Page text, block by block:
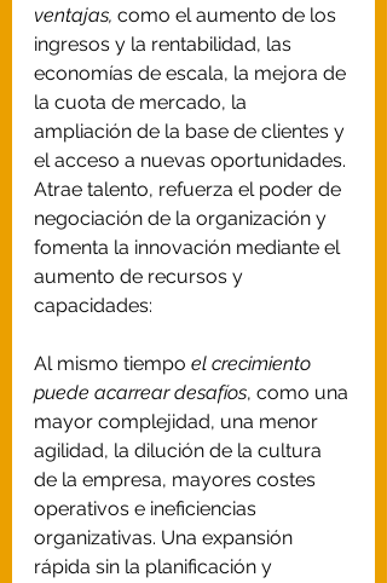
ventajas, como el aumento de los
ingresos y la rentabilidad, las
economías de escala, la mejora de
la cuota de mercado, la
ampliación de la base de clientes y
el acceso a nuevas oportunidades.
Atrae talento, refuerza el poder de
negociación de la organización y
fomenta la innovación mediante el
aumento de recursos y
capacidades:
Al mismo tiempo el crecimiento
puede acarrear desafíos, como una
mayor complejidad, una menor
agilidad, la dilución de la cultura
de la empresa, mayores costes
operativos e ineficiencias
organizativas. Una expansión
rápida sin la planificación y